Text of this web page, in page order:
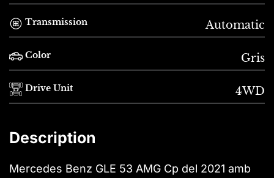
Transmission Automatic
Color Gris
Drive Unit 4WD
Description
Mercedes Benz GLE 53 AMG Cp del 2021 amb